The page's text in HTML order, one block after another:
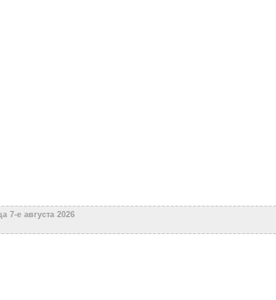
7-е августа 2026